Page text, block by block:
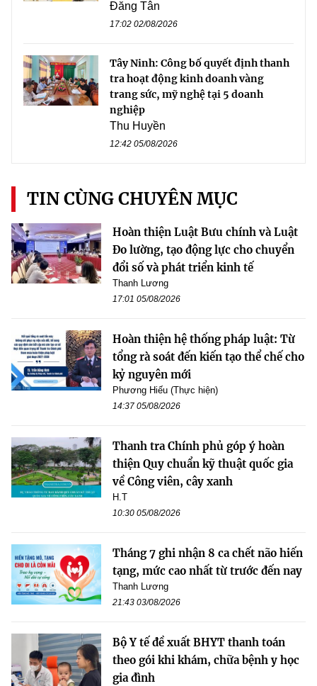
Đăng Tân
17:02 02/08/2026
Tây Ninh: Công bố quyết định thanh
tra hoạt động kinh doanh vàng
trang sức, mỹ nghệ tại 5 doanh
nghiệp
Thu Huyền
12:42 05/08/2026
TIN CÙNG CHUYÊN MỤC
Hoàn thiện Luật Bưu chính và Luật
Đo lường, tạo động lực cho chuyển
đổi số và phát triển kinh tế
Thanh Lương
17:01 05/08/2026
Hoàn thiện hệ thống pháp luật: Từ
tổng rà soát đến kiến tạo thể chế cho
kỷ nguyên mới
Phương Hiếu (Thực hiện)
14:37 05/08/2026
Thanh tra Chính phủ góp ý hoàn
thiện Quy chuẩn kỹ thuật quốc gia
về Công viên, cây xanh
H.T
10:30 05/08/2026
Tháng 7 ghi nhận 8 ca chết não hiến
tạng, mức cao nhất từ trước đến nay
Thanh Lương
21:43 03/08/2026
Bộ Y tế đề xuất BHYT thanh toán
theo gói khi khám, chữa bệnh y học
gia đình